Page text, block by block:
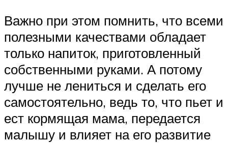
Важно при этом помнить, что всеми
полезными качествами обладает
только напиток, приготовленный
собственными руками. А потому
лучше не лениться и сделать его
самостоятельно, ведь то, что пьет и
ест кормящая мама, передается
малышу и влияет на его развитие